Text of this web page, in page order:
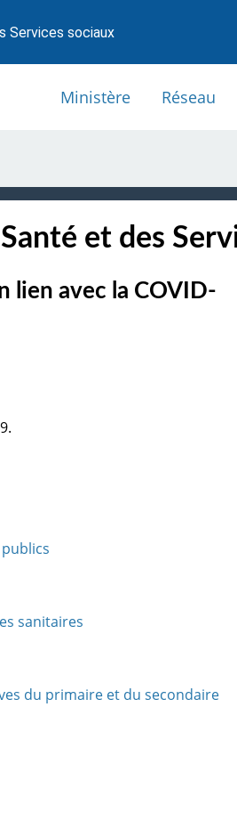
Services sociaux
Ministère Réseau
et des
lien avec la COVID-
sanitaires
du primaire et du secondaire